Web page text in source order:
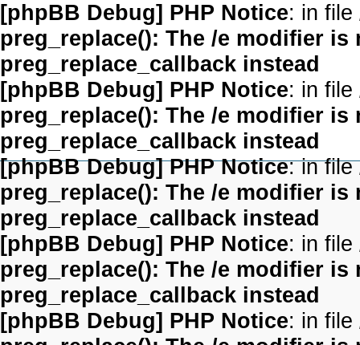
[phpBB Debug] PHP Notice: in file
preg_replace(): The /e modifier
preg_replace_callback instead
[phpBB Debug] PHP Notice: in file
preg_replace(): The /e modifier
preg_replace_callback instead
[phpBB Debug] PHP Notice: in file
preg_replace(): The /e modifier
preg_replace_callback instead
[phpBB Debug] PHP Notice: in file
preg_replace(): The /e modifier
preg_replace_callback instead
[phpBB Debug] PHP Notice: in file